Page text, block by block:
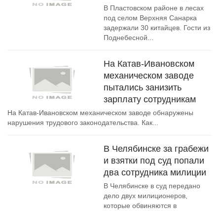
В Пластовском районе в лесах
под селом Верхняя Санарка
задержали 30 китайцев. Гости из
Поднебесной...
На Катав-Ивановском
механическом заводе
пытались занизить
зарплату сотрудникам
На Катав-Ивановском механическом заводе обнаружены
нарушения трудового законодательства. Как...
В Челябинске за грабежи
и взятки под суд попали
два сотрудника милиции
В Челябинске в суд передано
дело двух милиционеров,
которые обвиняются в